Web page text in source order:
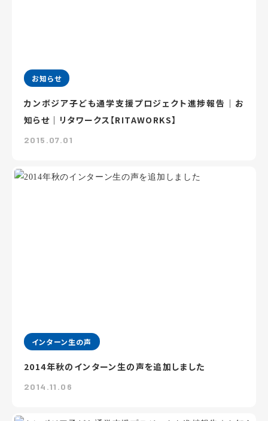
お知らせ
カンボジア子ども通学支援プロジェクト進捗報告｜お
知らせ｜リタワークス【RITAWORKS】
2015.07.01
インターン生の声
2014年秋のインターン生の声を追加しました
2014.11.06